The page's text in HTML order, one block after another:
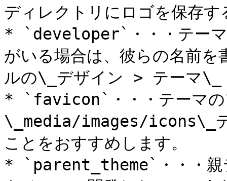
ディレクトリにロゴを保存
* `developer`・・・テーマ
がいる場合は、彼らの名前
ルの\_デザイン > テーマ\_
* `favicon`・・・テーマの
\_media/images/icons\_
ことをおすすめします。
* `parent_theme`・・・親